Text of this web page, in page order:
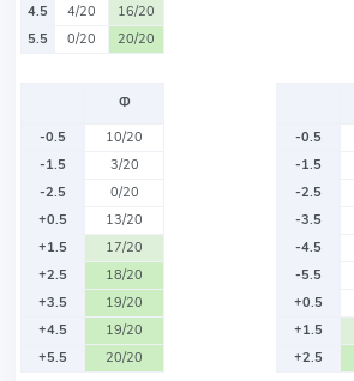
4.5
4/20
16/20
5.5
0/20 20/20
Ф
-0.5
10/20
-1.5
3/20
-2.5
0/20
+0.5
13/20
+1.5
17/20
+2.5
18/20
+3.5
19/20
+4.5
19/20
+5.5
20/20
-0.5
-1.5
-2.5
-3.5
-4.5
-5.5
+0.5
+1.5
+2.5